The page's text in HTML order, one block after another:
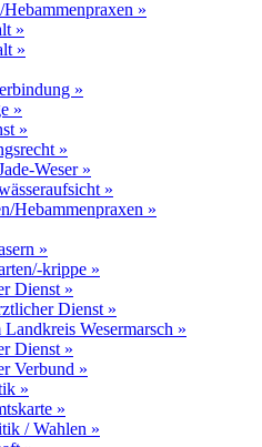
»
»
»
»
»
»
»
Weser »
»
Hebammenpraxen »
»
krippe »
Dienst »
Dienst »
Wesermarsch »
Dienst »
Verbund »
»
»
/ Wahlen »